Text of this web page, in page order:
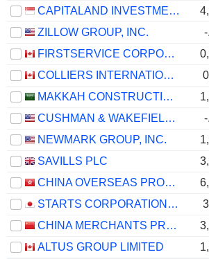
CAPITALAND INVESTMENT LIMITED
ZILLOW GROUP, INC.
FIRSTSERVICE CORPORATION
COLLIERS INTERNATIONAL GROUP INC.
MAKKAH CONSTRUCTION AND DEVELOPMENT COMPANY
CUSHMAN & WAKEFIELD LIMITED
NEWMARK GROUP, INC.
SAVILLS PLC
CHINA OVERSEAS PROPERTY HOLDINGS LIMITED
STARTS CORPORATION INC.
CHINA MERCHANTS PROPERTY OPERATION & SERVICE CO., LTD.
ALTUS GROUP LIMITED